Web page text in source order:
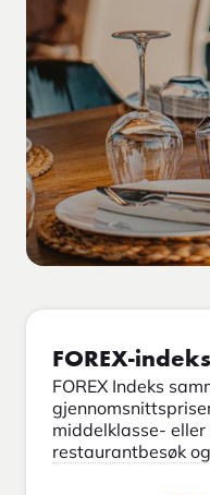
FOREX-
FOREX Indeks
middelklasse-
restaurantbesøk